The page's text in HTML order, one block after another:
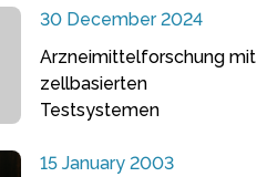
30 December 2024
Arzneimittelforschung mit
zellbasierten
Testsystemen
15 January 2003